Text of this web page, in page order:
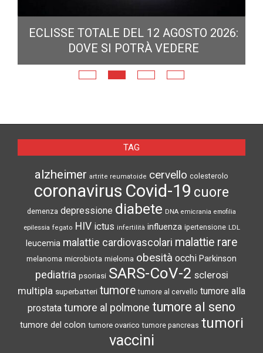
ECLISSE TOTALE DEL 12 AGOSTO 2026:
DOVE SI POTRÀ VEDERE
TAG
alzheimer artrite reumatoide cervello colesterolo
coronavirus Covid-19 cuore
demenza depressione diabete DNA emicrania emofilia
epilessia fegato HIV ictus infertilità influenza ipertensione LDL
leucemia malattie cardiovascolari malattie rare
melanoma microbiota mieloma obesità occhi Parkinson
pediatria psoriasi SARS-CoV-2 sclerosi
multipla superbatteri tumore tumore al cervello tumore alla
prostata tumore al polmone tumore al seno
tumore del colon tumore ovarico tumore pancreas tumori
vaccini